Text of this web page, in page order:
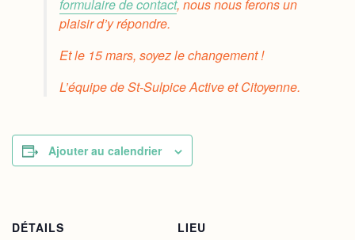
formulaire de contact, nous nous ferons un
plaisir d’y répondre.
Et le 15 mars, soyez le changement !
L’équipe de St-Sulpice Active et Citoyenne.
Ajouter au calendrier
DÉTAILS
LIEU